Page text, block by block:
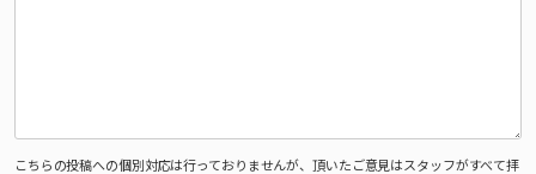
こちらの投稿への個別対応は行っておりませんが、頂いたご意見はスタッフがすべて拝